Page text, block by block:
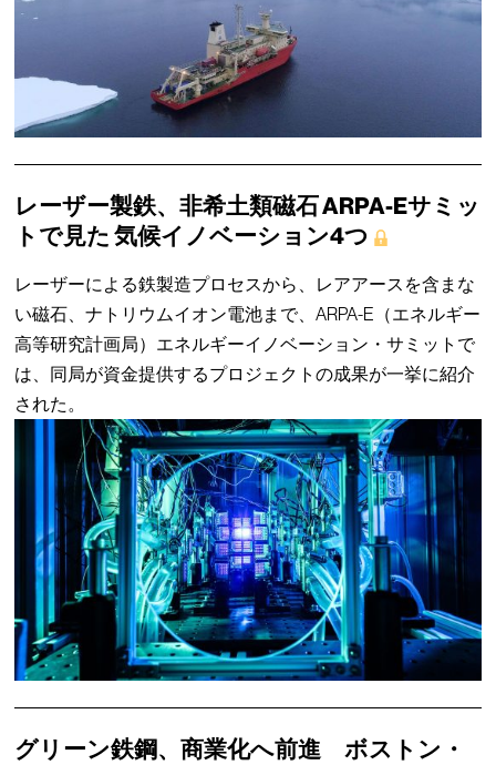
レーザー製鉄、非希土類磁石 ARPA-Eサミッ
トで見た 気候イノベーション4つ
レーザーによる鉄製造プロセスから、レアアースを含まな
い磁石、ナトリウムイオン電池まで、ARPA-E（エネルギー
高等研究計画局）エネルギーイノベーション・サミットで
は、同局が資金提供するプロジェクトの成果が一挙に紹介
された。
グリーン鉄鋼、商業化へ前進 ボストン・